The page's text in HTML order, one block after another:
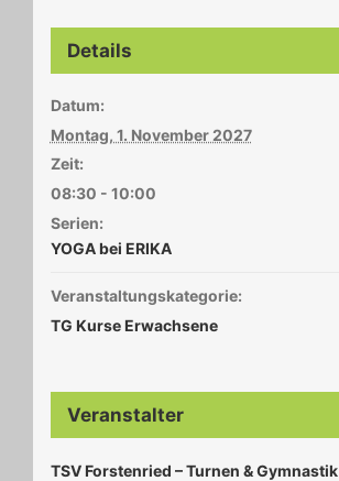
Details
Datum:
Montag, 1. November 2027
Zeit:
08:30 - 10:00
Serien:
YOGA bei ERIKA
Veranstaltungskategorie:
TG Kurse Erwachsene
Veranstalter
TSV Forstenried – Turnen & Gymnastik